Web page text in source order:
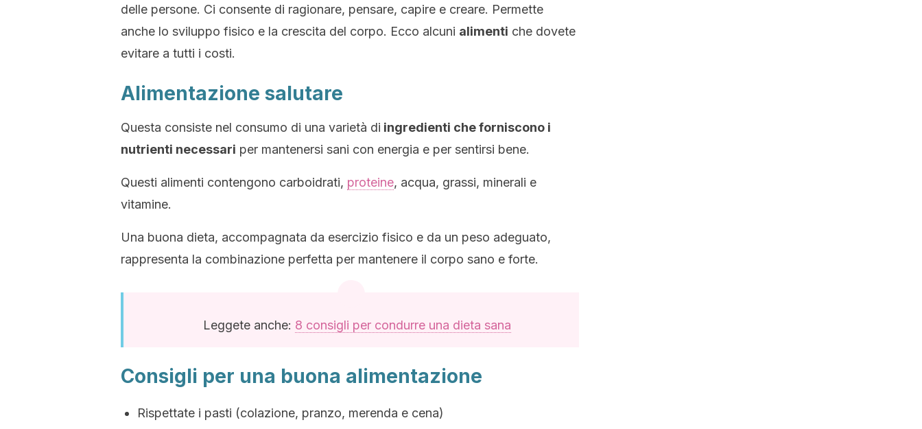
delle persone. Ci consente di ragionare, pensare, capire e creare. Permette
anche lo sviluppo fisico e la crescita del corpo. Ecco alcuni alimenti che dovete
evitare a tutti i costi.
Alimentazione salutare
Questa consiste nel consumo di una varietà di ingredienti che forniscono i
nutrienti necessari per mantenersi sani con energia e per sentirsi bene.
Questi alimenti contengono carboidrati, proteine, acqua, grassi, minerali e
vitamine.
Una buona dieta, accompagnata da esercizio fisico e da un peso adeguato,
rappresenta la combinazione perfetta per mantenere il corpo sano e forte.
Leggete anche: 8 consigli per condurre una dieta sana
Consigli per una buona alimentazione
Rispettate i pasti (colazione, pranzo, merenda e cena)